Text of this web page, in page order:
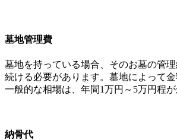
墓地管理費
墓地を持っている場合、そのお墓の管
続ける必要があります。墓地によって金
一般的な相場は、年間1万円～5万円程が
納骨代